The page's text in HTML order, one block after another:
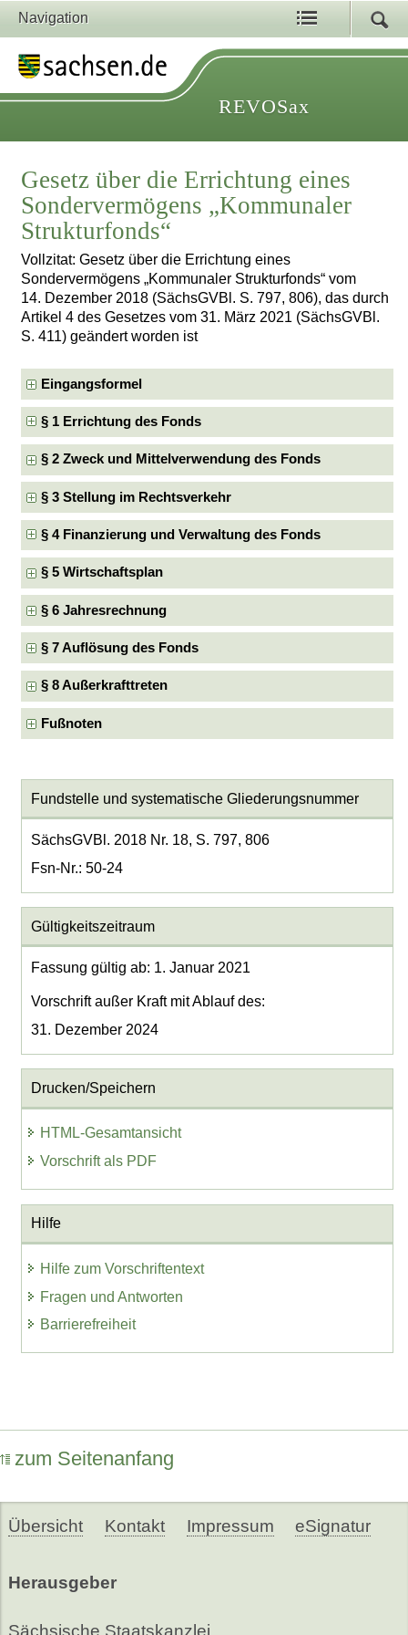
Navigation
REVOSax
Gesetz über die Errichtung eines
Sondervermögens „Kommunaler
Strukturfonds“
Vollzitat: Gesetz über die Errichtung eines
Sondervermögens „Kommunaler Strukturfonds“ vom
14. Dezember 2018 (SächsGVBl. S. 797, 806), das durch
Artikel 4 des Gesetzes vom 31. März 2021 (SächsGVBl.
S. 411) geändert worden ist
Eingangsformel
§ 1 Errichtung des Fonds
§ 2 Zweck und Mittelverwendung des Fonds
§ 3 Stellung im Rechtsverkehr
§ 4 Finanzierung und Verwaltung des Fonds
§ 5 Wirtschaftsplan
§ 6 Jahresrechnung
§ 7 Auflösung des Fonds
§ 8 Außerkrafttreten
Fußnoten
Fundstelle und systematische Gliederungsnummer
SächsGVBl. 2018 Nr. 18, S. 797, 806
Fsn-Nr.: 50-24
Gültigkeitszeitraum
Fassung gültig ab: 1. Januar 2021
Vorschrift außer Kraft mit Ablauf des:
31. Dezember 2024
Drucken/Speichern
HTML-Gesamtansicht
Vorschrift als PDF
Hilfe
Hilfe zum Vorschriftentext
Fragen und Antworten
Barrierefreiheit
zum Seitenanfang
Übersicht Kontakt Impressum eSignatur
Herausgeber
Sächsische Staatskanzlei